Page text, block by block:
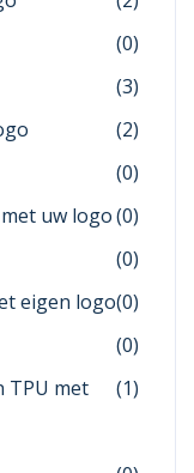
(0)
(3)
(2)
(0)
uw logo(0)
(0)
eigen logo(0)
(0)
TPU met
(1)